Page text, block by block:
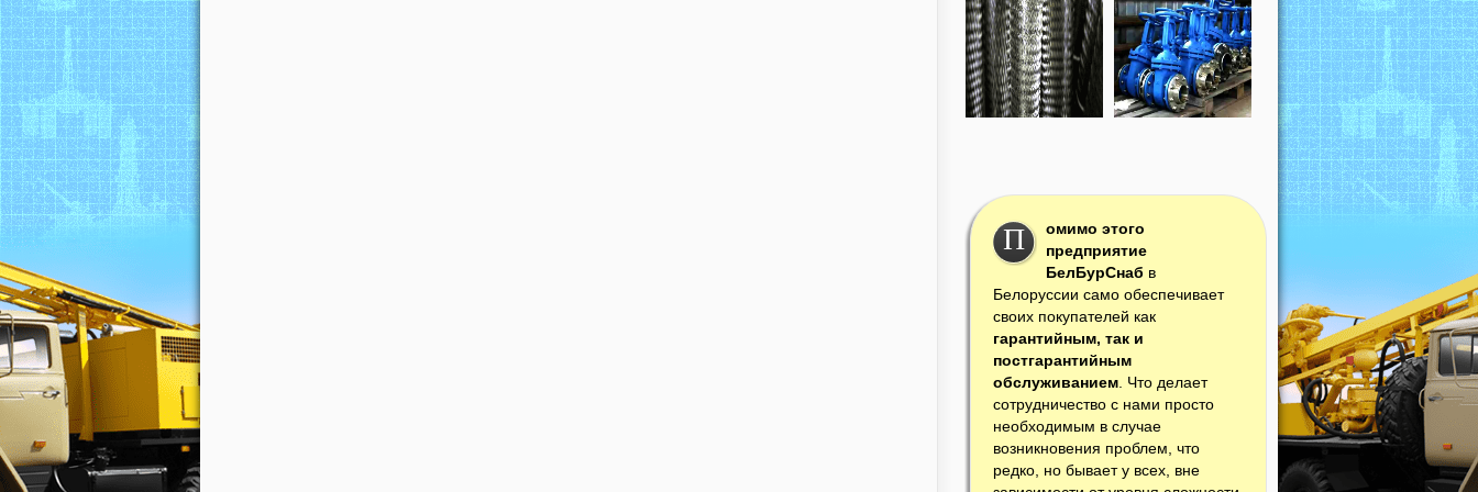
П
омимо этого
предприятие
БелБурСнаб в
Белоруссии само обеспечивает
своих покупателей как
гарантийным, так и
постгарантийным
обслуживанием. Что делает
сотрудничество с нами просто
необходимым в случае
возникновения проблем, что
редко, но бывает у всех, вне